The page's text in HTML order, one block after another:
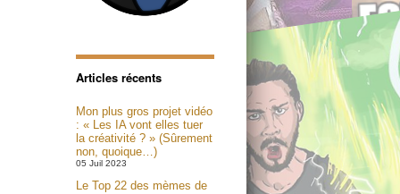
Articles récents
Mon plus gros projet vidéo
: « Les IA vont elles tuer
la créativité ? » (Sûrement
non, quoique…)
05 Juil 2023
Le Top 22 des mèmes de